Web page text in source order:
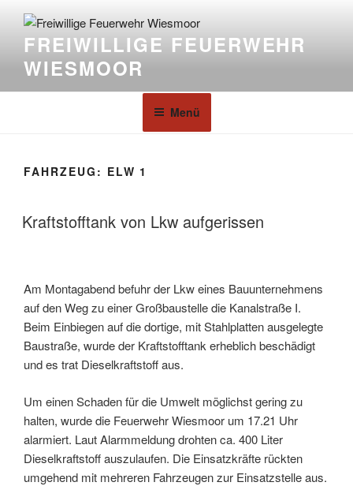
FREIWILLIGE FEUERWEHR
WIESMOOR
Menü
FAHRZEUG: ELW 1
Kraftstofftank von Lkw aufgerissen
Am Montagabend befuhr der Lkw eines Bauunternehmens
auf den Weg zu einer Großbaustelle die Kanalstraße I.
Beim Einbiegen auf die dortige, mit Stahlplatten ausgelegte
Baustraße, wurde der Kraftstofftank erheblich beschädigt
und es trat Dieselkraftstoff aus.
Um einen Schaden für die Umwelt möglichst gering zu
halten, wurde die Feuerwehr Wiesmoor um 17.21 Uhr
alarmiert. Laut Alarmmeldung drohten ca. 400 Liter
Dieselkraftstoff auszulaufen. Die Einsatzkräfte rückten
umgehend mit mehreren Fahrzeugen zur Einsatzstelle aus.